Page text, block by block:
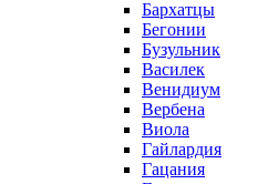
Бархатцы
Бегонии
Бузульник
Василек
Венидиум
Вербена
Виола
Гайлардия
Гацания